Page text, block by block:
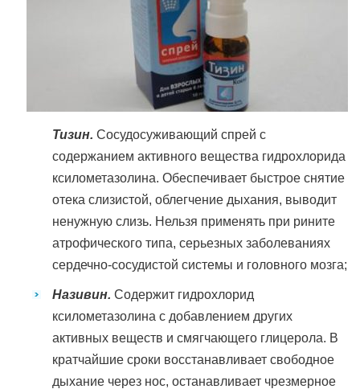
Тизин. Сосудосуживающий спрей с
содержанием активного вещества гидрохлорида
ксилометазолина. Обеспечивает быстрое снятие
отека слизистой, облегчение дыхания, выводит
ненужную слизь. Нельзя применять при рините
атрофического типа, серьезных заболеваниях
сердечно-сосудистой системы и головного мозга;
Називин. Содержит гидрохлорид
ксилометазолина с добавлением других
активных веществ и смягчающего глицерола. В
кратчайшие сроки восстанавливает свободное
дыхание через нос, останавливает чрезмерное